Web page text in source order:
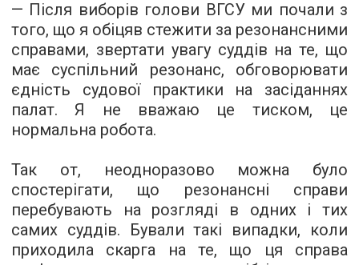
— Після виборів голови ВГСУ ми почали з
того, що я обіцяв стежити за резонансними
справами, звертати увагу суддів на те, що
має суспільний резонанс, обговорювати
єдність судової практики на засіданнях
палат. Я не вважаю це тиском, це
нормальна робота.
Так от, неодноразово можна було
спостерігати, що резонансні справи
перебувають на розгляді в одних і тих
самих суддів. Бували такі випадки, коли
приходила скарга на те, що ця справа